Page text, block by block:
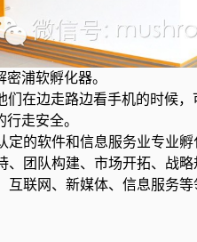
浦软孵化器。
们在边走路边看手机的时候
走安全。
的软件和信息服务业专业
团队构建、市场开拓、战
联网、新媒体、信息服务等